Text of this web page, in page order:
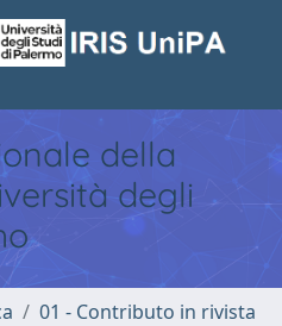
della
degli
01 - Contributo in rivista